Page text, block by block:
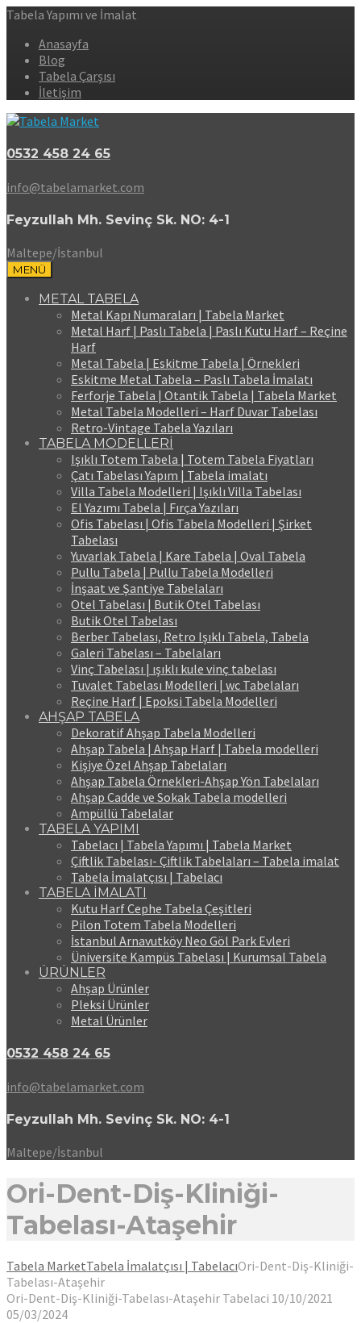
Tabela Yapımı ve İmalat
Anasayfa
Blog
Tabela Çarşısı
İletişim
0532 458 24 65
info@tabelamarket.com
Feyzullah Mh. Sevinç Sk. NO: 4-1
Maltepe/İstanbul
MENÜ
METAL TABELA
Metal Kapı Numaraları | Tabela Market
Metal Harf | Paslı Tabela | Paslı Kutu Harf – Reçine
Harf
Metal Tabela | Eskitme Tabela | Örnekleri
Eskitme Metal Tabela – Paslı Tabela İmalatı
Ferforje Tabela | Otantik Tabela | Tabela Market
Metal Tabela Modelleri – Harf Duvar Tabelası
Retro-Vintage Tabela Yazıları
TABELA MODELLERİ
Işıklı Totem Tabela | Totem Tabela Fiyatları
Çatı Tabelası Yapım | Tabela imalatı
Villa Tabela Modelleri | Işıklı Villa Tabelası
El Yazımı Tabela | Fırça Yazıları
Ofis Tabelası | Ofis Tabela Modelleri | Şirket
Tabelası
Yuvarlak Tabela | Kare Tabela | Oval Tabela
Pullu Tabela | Pullu Tabela Modelleri
İnşaat ve Şantiye Tabelaları
Otel Tabelası | Butik Otel Tabelası
Butik Otel Tabelası
Berber Tabelası, Retro Işıklı Tabela, Tabela
Galeri Tabelası – Tabelaları
Vinç Tabelası | ışıklı kule vinç tabelası
Tuvalet Tabelası Modelleri | wc Tabelaları
Reçine Harf | Epoksi Tabela Modelleri
AHŞAP TABELA
Dekoratif Ahşap Tabela Modelleri
Ahşap Tabela | Ahşap Harf | Tabela modelleri
Kişiye Özel Ahşap Tabelaları
Ahşap Tabela Örnekleri-Ahşap Yön Tabelaları
Ahşap Cadde ve Sokak Tabela modelleri
Ampüllü Tabelalar
TABELA YAPIMI
Tabelacı | Tabela Yapımı | Tabela Market
Çiftlik Tabelası- Çiftlik Tabelaları – Tabela imalat
Tabela İmalatçısı | Tabelacı
TABELA İMALATI
Kutu Harf Cephe Tabela Çeşitleri
Pilon Totem Tabela Modelleri
İstanbul Arnavutköy Neo Göl Park Evleri
Üniversite Kampüs Tabelası | Kurumsal Tabela
ÜRÜNLER
Ahşap Ürünler
Pleksi Ürünler
Metal Ürünler
0532 458 24 65
info@tabelamarket.com
Feyzullah Mh. Sevinç Sk. NO: 4-1
Maltepe/İstanbul
Ori-Dent-Diş-Kliniği-
Tabelası-Ataşehir
Tabela MarketTabela İmalatçısı | TabelacıOri-Dent-Diş-Kliniği-
Tabelası-Ataşehir
Ori-Dent-Diş-Kliniği-Tabelası-Ataşehir Tabelaci 10/10/2021
05/03/2024